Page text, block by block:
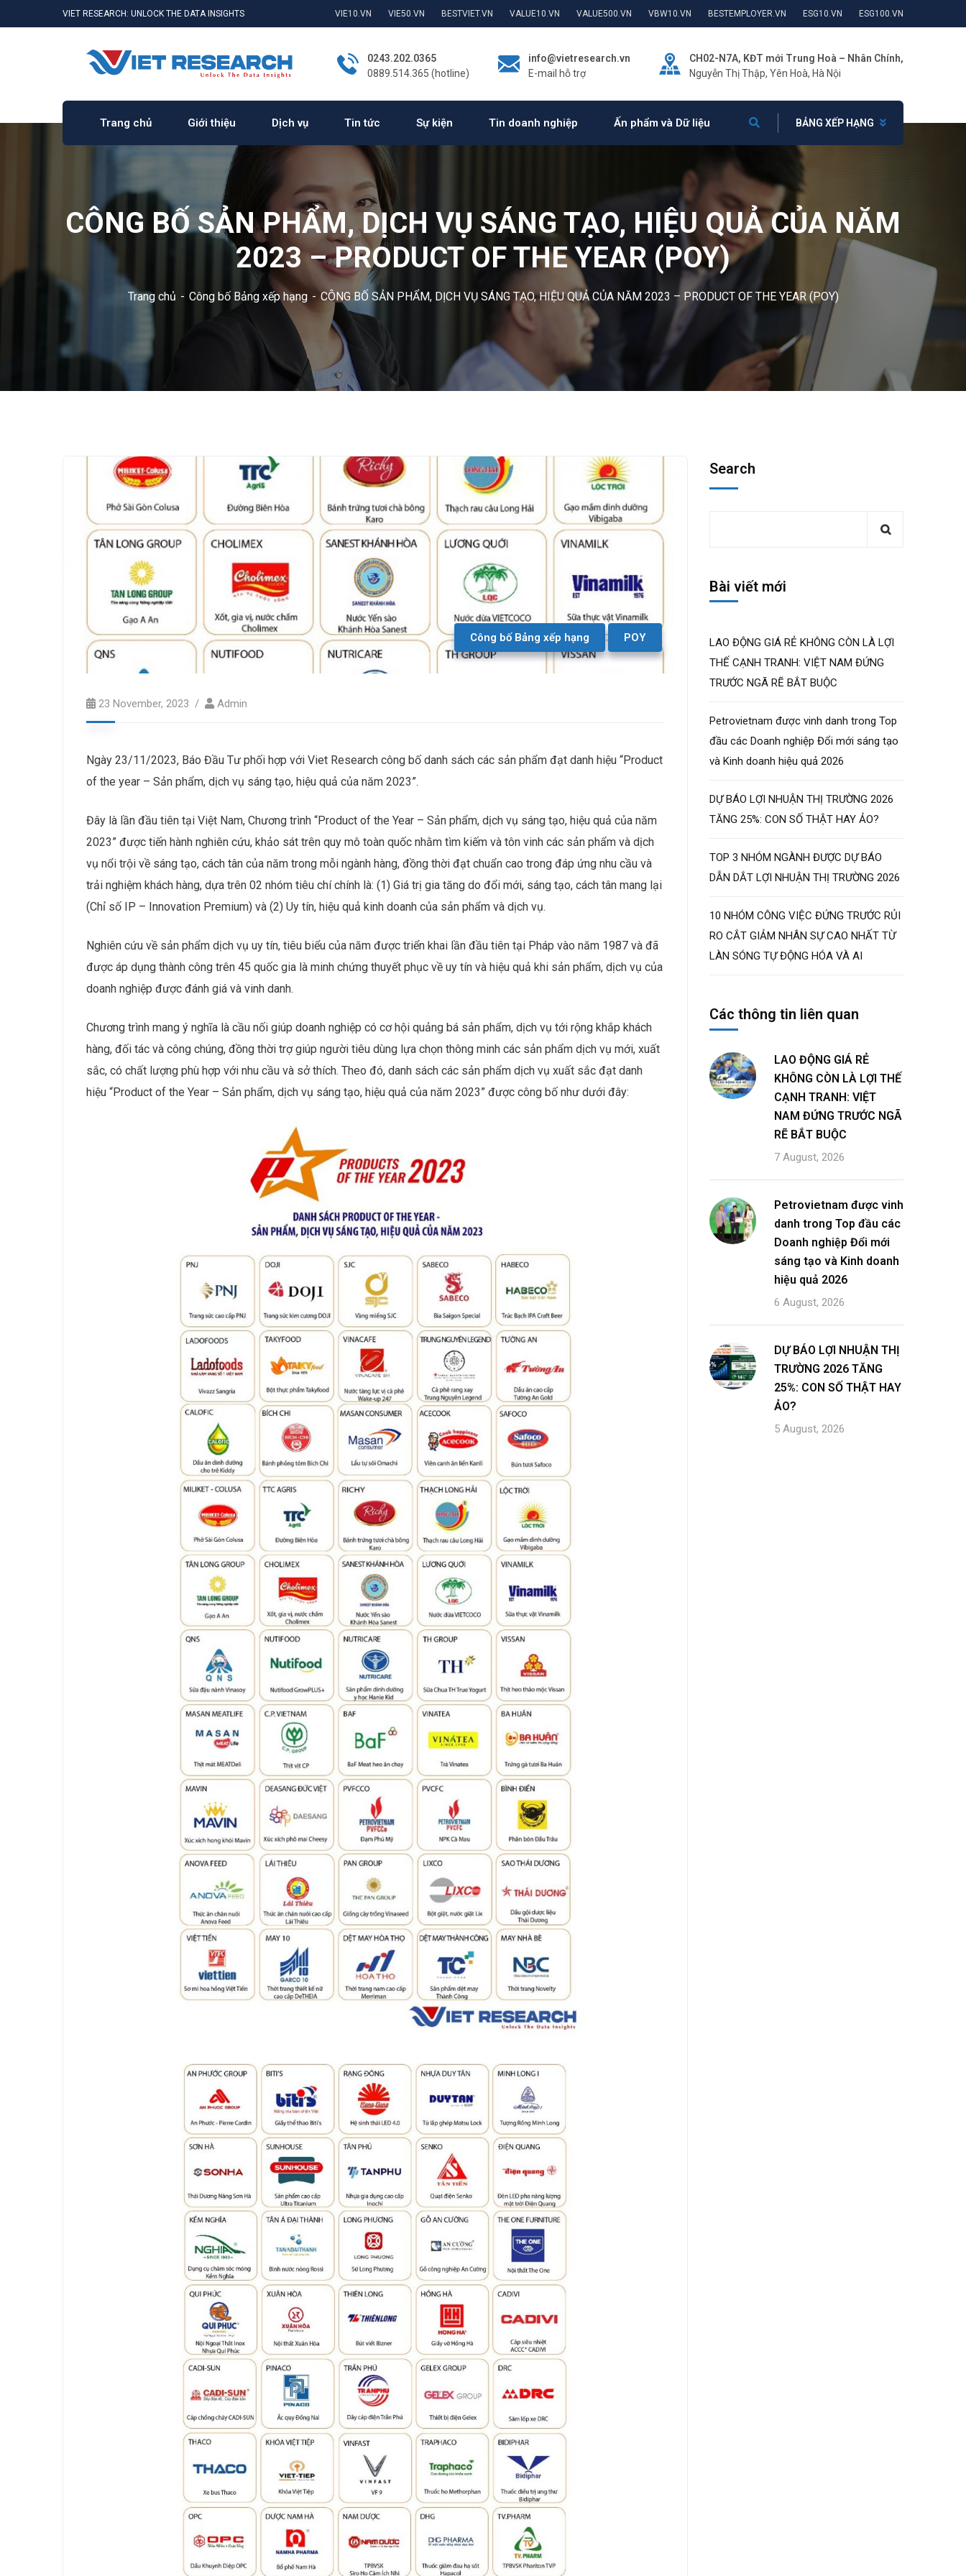
VIET RESEARCH: UNLOCK THE DATA INSIGHTS VIE10.VN VIE50.VN BESTVIET.VN VALUE10.VN VALUE500.VN VBW10.VN BESTEMPLOYER.VN ESG10.VN ESG100.VN
0243.202.0365
0889.514.365 (hotline)
info@vietresearch.vn
E-mail hỗ trợ
CH02-N7A, KĐT mới Trung Hoà – Nhân Chính,
Nguyễn Thị Thập, Yên Hoà, Hà Nội
Trang chủ Giới thiệu Dịch vụ Tin tức Sự kiện Tin doanh nghiệp Ấn phẩm và Dữ liệu BẢNG XẾP HẠNG
CÔNG BỐ SẢN PHẨM, DỊCH VỤ SÁNG TẠO, HIỆU QUẢ CỦA NĂM
2023 – PRODUCT OF THE YEAR (POY)
Trang chủ Công bố Bảng xếp hạng CÔNG BỐ SẢN PHẨM, DỊCH VỤ SÁNG TẠO, HIỆU QUẢ CỦA NĂM 2023 – PRODUCT OF THE YEAR (POY)
Công bố Bảng xếp hạng POY
23 November, 2023 Admin
Ngày 23/11/2023, Báo Đầu Tư phối hợp với Viet Research công bố danh sách các sản phẩm đạt danh hiệu “Product
of the year – Sản phẩm, dịch vụ sáng tạo, hiệu quả của năm 2023”.
Đây là lần đầu tiên tại Việt Nam, Chương trình “Product of the Year – Sản phẩm, dịch vụ sáng tạo, hiệu quả của năm
2023” được tiến hành nghiên cứu, khảo sát trên quy mô toàn quốc nhằm tìm kiếm và tôn vinh các sản phẩm và dịch
vụ nổi trội về sáng tạo, cách tân của năm trong mỗi ngành hàng, đồng thời đạt chuẩn cao trong đáp ứng nhu cầu và
trải nghiệm khách hàng, dựa trên 02 nhóm tiêu chí chính là: (1) Giá trị gia tăng do đổi mới, sáng tạo, cách tân mang lại
(Chỉ số IP – Innovation Premium) và (2) Uy tín, hiệu quả kinh doanh của sản phẩm và dịch vụ.
Nghiên cứu về sản phẩm dịch vụ uy tín, tiêu biểu của năm được triển khai lần đầu tiên tại Pháp vào năm 1987 và đã
được áp dụng thành công trên 45 quốc gia là minh chứng thuyết phục về uy tín và hiệu quả khi sản phẩm, dịch vụ của
doanh nghiệp được đánh giá và vinh danh.
Chương trình mang ý nghĩa là cầu nối giúp doanh nghiệp có cơ hội quảng bá sản phẩm, dịch vụ tới rộng khắp khách
hàng, đối tác và công chúng, đồng thời trợ giúp người tiêu dùng lựa chọn thông minh các sản phẩm dịch vụ mới, xuất
sắc, có chất lượng phù hợp với nhu cầu và sở thích. Theo đó, danh sách các sản phẩm dịch vụ xuất sắc đạt danh
hiệu “Product of the Year – Sản phẩm, dịch vụ sáng tạo, hiệu quả của năm 2023” được công bố như dưới đây:
Search
Bài viết mới
LAO ĐỘNG GIÁ RẺ KHÔNG CÒN LÀ LỢI
THẾ CẠNH TRANH: VIỆT NAM ĐỨNG
TRƯỚC NGÃ RẼ BẮT BUỘC
Petrovietnam được vinh danh trong Top
đầu các Doanh nghiệp Đổi mới sáng tạo
và Kinh doanh hiệu quả 2026
DỰ BÁO LỢI NHUẬN THỊ TRƯỜNG 2026
TĂNG 25%: CON SỐ THẬT HAY ẢO?
TOP 3 NHÓM NGÀNH ĐƯỢC DỰ BÁO
DẪN DẮT LỢI NHUẬN THỊ TRƯỜNG 2026
10 NHÓM CÔNG VIỆC ĐỨNG TRƯỚC RỦI
RO CẮT GIẢM NHÂN SỰ CAO NHẤT TỪ
LÀN SÓNG TỰ ĐỘNG HÓA VÀ AI
Các thông tin liên quan
LAO ĐỘNG GIÁ RẺ
KHÔNG CÒN LÀ LỢI THẾ
CẠNH TRANH: VIỆT
NAM ĐỨNG TRƯỚC NGÃ
RẼ BẮT BUỘC
7 August, 2026
Petrovietnam được vinh
danh trong Top đầu các
Doanh nghiệp Đổi mới
sáng tạo và Kinh doanh
hiệu quả 2026
6 August, 2026
DỰ BÁO LỢI NHUẬN THỊ
TRƯỜNG 2026 TĂNG
25%: CON SỐ THẬT HAY
ẢO?
5 August, 2026